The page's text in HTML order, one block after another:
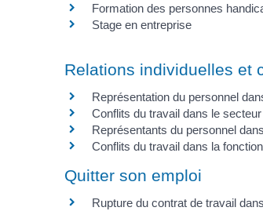
Formation des personnes
Stage en entreprise
Relations individuelles et
Représentation du personnel
Conflits du travail dans le
Représentants du personnel
Conflits du travail dans la
Quitter son emploi
Rupture du contrat de travail